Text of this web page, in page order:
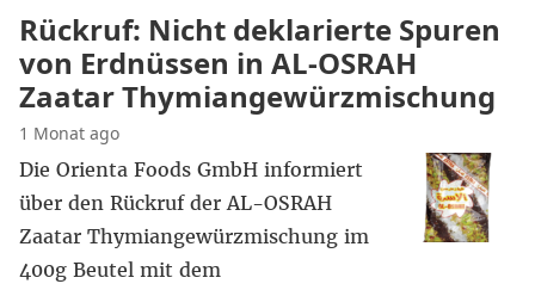
Rückruf: Nicht deklarierte Spuren
von Erdnüssen in AL-OSRAH
Zaatar Thymiangewürzmischung
1 Monat ago
Die Orienta Foods GmbH informiert
über den Rückruf der AL-OSRAH
Zaatar Thymiangewürzmischung im
400g Beutel mit dem